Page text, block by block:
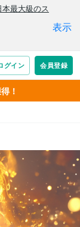
！